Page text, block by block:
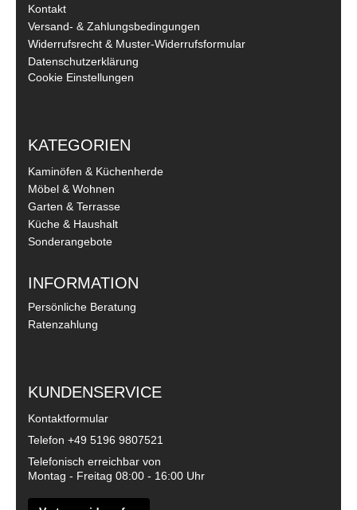
Kontakt
Versand- & Zahlungsbedingungen
Widerrufsrecht & Muster-Widerrufsformular
Datenschutzerklärung
Cookie Einstellungen
KATEGORIEN
Kaminöfen & Küchenherde
Möbel & Wohnen
Garten & Terrasse
Küche & Haushalt
Sonderangebote
INFORMATION
Persönliche Beratung
Ratenzahlung
KUNDENSERVICE
Kontaktformular
Telefon +49 5196 9807521
Telefonisch erreichbar von
Montag - Freitag 08:00 - 16:00 Uhr